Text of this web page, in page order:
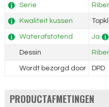
Serie
Kwaliteit kussen
Waterafstotend Ja
Dessin
Wordt bezorgd door DPD
PRODUCTAFMETINGEN